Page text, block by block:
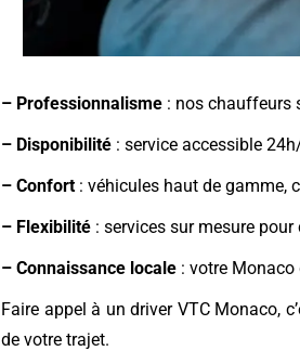
– Professionnalisme : nos chauffeurs
– Disponibilité : service accessible
– Confort : véhicules haut de gamme,
– Flexibilité : services sur mesure
– Connaissance locale : votre
Faire appel à un driver VTC Monaco,
de votre trajet.